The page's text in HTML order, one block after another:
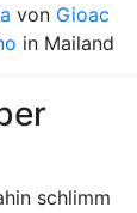
von Gioac
in Mailand
schlimm